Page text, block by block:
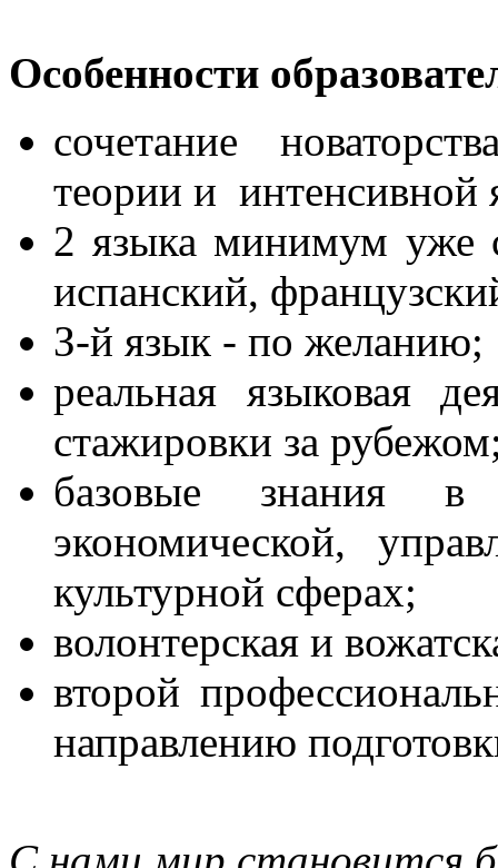
Особенности
сочетание
теории и интенсивной
2 языка минимум уже
испанский,
З-й язык - по желанию;
реальная языковая
стажировки за
базовые знания в
экономической,
культурной сферах;
волонтерская и
второй
направлению